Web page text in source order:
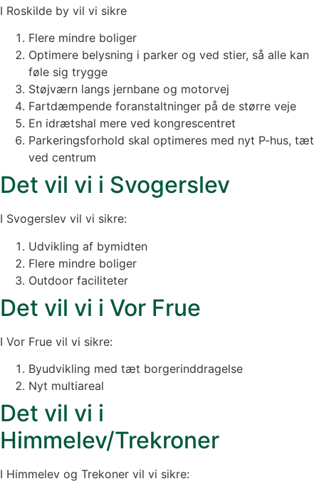
I Roskilde by vil vi sikre
Flere mindre boliger
Optimere belysning i parker og ved stier, så alle kan
føle sig trygge
Støjværn langs jernbane og motorvej
Fartdæmpende foranstaltninger på de større veje
En idrætshal mere ved kongrescentret
Parkeringsforhold skal optimeres med nyt P-hus, tæt
ved centrum
Det vil vi i Svogerslev
I Svogerslev vil vi sikre:
Udvikling af bymidten
Flere mindre boliger
Outdoor faciliteter
Det vil vi i Vor Frue
I Vor Frue vil vi sikre:
Byudvikling med tæt borgerinddragelse
Nyt multiareal
Det vil vi i
Himmelev/Trekroner
I Himmelev og Trekoner vil vi sikre: